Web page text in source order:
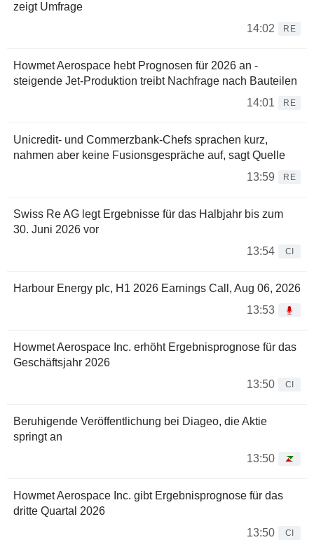
zeigt Umfrage
14:02
RE
Howmet Aerospace hebt Prognosen für 2026 an -
steigende Jet-Produktion treibt Nachfrage nach Bauteilen
14:01
RE
Unicredit- und Commerzbank-Chefs sprachen kurz,
nahmen aber keine Fusionsgespräche auf, sagt Quelle
13:59
RE
Swiss Re AG legt Ergebnisse für das Halbjahr bis zum
30. Juni 2026 vor
13:54
CI
Harbour Energy plc, H1 2026 Earnings Call, Aug 06, 2026
13:53
Howmet Aerospace Inc. erhöht Ergebnisprognose für das
Geschäftsjahr 2026
13:50
CI
Beruhigende Veröffentlichung bei Diageo, die Aktie
springt an
13:50
Howmet Aerospace Inc. gibt Ergebnisprognose für das
dritte Quartal 2026
13:50
CI